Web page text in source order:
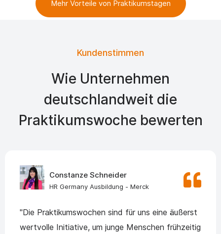
Mehr Vorteile von Praktikumstagen
Kundenstimmen
Wie Unternehmen
deutschlandweit die
Praktikumswoche bewerten
Constanze Schneider
HR Germany Ausbildung - Merck
"Die Praktikumswochen sind für uns eine äußerst
wertvolle Initiative, um junge Menschen frühzeitig